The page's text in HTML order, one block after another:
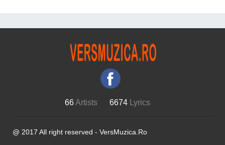
66Artists 6674 Lyrics
@ 2017 All right reserved - VersMuzica.Ro